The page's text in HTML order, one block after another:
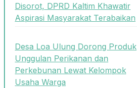
Disorot, DPRD Kaltim Khawatir
Aspirasi Masyarakat Terabaikan
Desa Loa Ulung Dorong Produk
Unggulan Perikanan dan
Perkebunan Lewat Kelompok
Usaha Warga